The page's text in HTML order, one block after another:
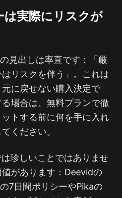
は実際にリスクが
見出しは率直です：「厳
リスクを伴う」。これは
に戻せない購入決定で
場合は、無料プランで徹
トする前に何を手に入れ
ください。
珍しいことではありませ
があります：Deevidの
7日間ポリシーやPikaの